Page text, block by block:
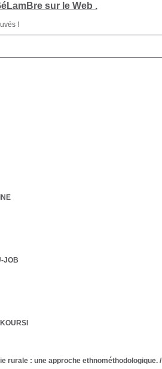
sur le Web .
!
JOB
rurale : une approche ethnométhodologique./